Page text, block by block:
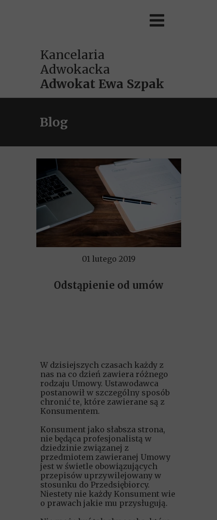
Kancelaria
Adwokacka
Adwokat Ewa Szpak
Blog
01 lutego 2019
W dzisiejszych czasach każdy z
nas na co dzień zawiera różnego
rodzaju Umowy. Ustawodawca
postanowił w szczególny sposób
chronić te, które zawierane są z
Konsumentem.
Konsument jako słabsza strona,
nie będąca profesjonalistą w
dziedzinie związanej z
przedmiotem zawieranej Umowy
jest w świetle obowiązujących
przepisów uprzywilejowany w
stosunku do Przedsiębiorcy.
Niestety nie każdy Konsument wie
o prawach jakie mu przysługują.
Odstąpienie od umów